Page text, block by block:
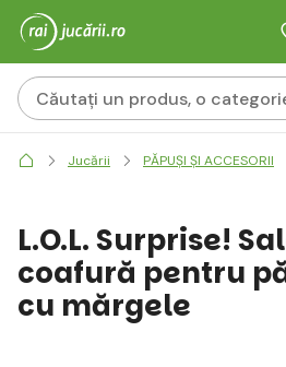
Jucării PĂPUȘI ȘI ACCESORII
L.O.L. Surprise!
coafură pentru
cu mărgele